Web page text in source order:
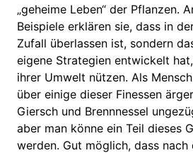
„geheime Leben“ der Pflanzen.
Beispiele erklären sie, dass in
Zufall überlassen ist, sondern
eigene Strategien entwickelt
ihrer Umwelt nützen. Als
über einige dieser Finessen
Giersch und Brennnessel
aber man könne ein Teil dieses
werden. Gut möglich, dass